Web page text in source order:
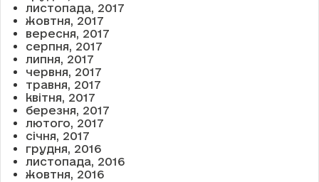
листопада, 2017
жовтня, 2017
вересня, 2017
серпня, 2017
липня, 2017
червня, 2017
травня, 2017
квітня, 2017
березня, 2017
лютого, 2017
січня, 2017
грудня, 2016
листопада, 2016
жовтня, 2016